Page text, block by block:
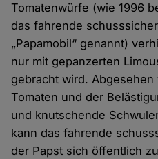
Tomatenwürfe (wie 1996
das fahrende
„Papamobil“ genannt)
nur mit gepanzerten
gebracht wird.
Tomaten und der
und knutschende
kann das fahrende
der Papst sich öffentlich